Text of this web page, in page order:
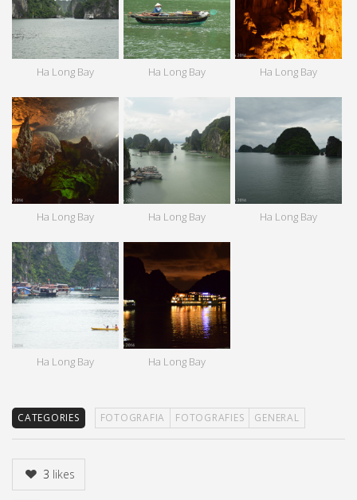
Ha Long Bay Ha Long Bay Ha Long Bay
Ha Long Bay Ha Long Bay Ha Long Bay
Ha Long Bay Ha Long Bay
CATEGORIES FOTOGRAFIA FOTOGRAFIES GENERAL
3 likes